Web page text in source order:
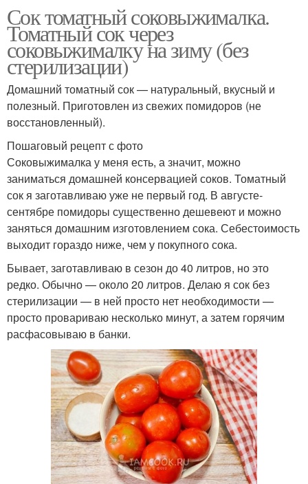
Сок томатный соковыжималка.
Томатный сок через
соковыжималку на зиму (без
стерилизации)
Домашний томатный сок — натуральный, вкусный и
полезный. Приготовлен из свежих помидоров (не
восстановленный).
Пошаговый рецепт с фото
Соковыжималка у меня есть, а значит, можно
заниматься домашней консервацией соков. Томатный
сок я заготавливаю уже не первый год. В августе-
сентябре помидоры существенно дешевеют и можно
заняться домашним изготовлением сока. Себестоимость
выходит гораздо ниже, чем у покупного сока.
Бывает, заготавливаю в сезон до 40 литров, но это
редко. Обычно — около 20 литров. Делаю я сок без
стерилизации — в ней просто нет необходимости —
просто провариваю несколько минут, а затем горячим
расфасовываю в банки.